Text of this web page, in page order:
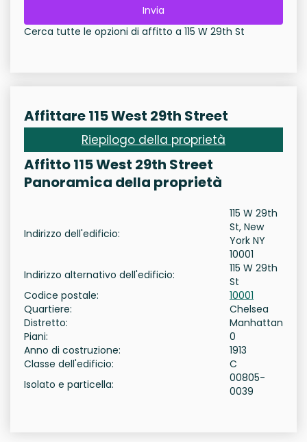
Invia
Cerca tutte le opzioni di affitto a 115 W 29th St
Affittare 115 West 29th Street
Riepilogo della proprietà
Affitto 115 West 29th Street
Panoramica della proprietà
Indirizzo dell'edificio:
115 W 29th
St, New
York NY
10001
Indirizzo alternativo dell'edificio:
115 W 29th
St
Codice postale:
10001
Quartiere:
Chelsea
Distretto:
Manhattan
Piani:
0
Anno di costruzione:
1913
Classe dell'edificio:
C
Isolato e particella:
00805-
0039